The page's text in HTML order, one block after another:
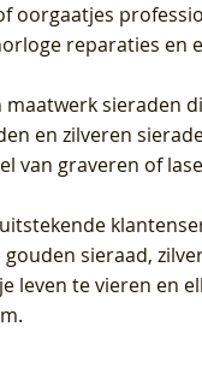
reparaties en
sieraden
en zilveren
van graveren of
sieraad,
leven te vieren en